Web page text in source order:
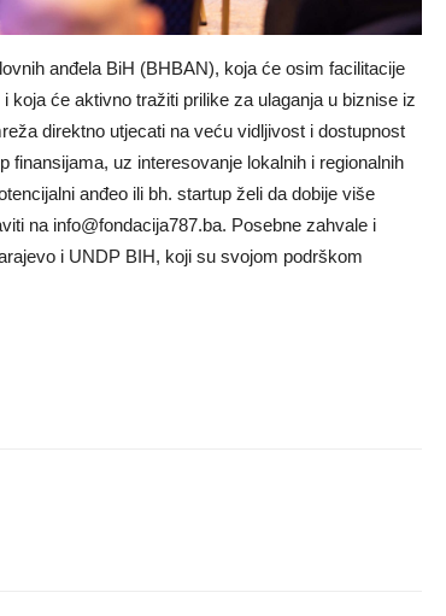
anđela BiH (BHBAN), koja će osim facilitacije
koja će aktivno tražiti prilike za ulaganja u biznise iz
direktno utjecati na veću vidljivost i dostupnost
finansijama, uz interesovanje lokalnih i regionalnih
anđeo ili bh. startup želi da dobije više
na info@fondacija787.ba. Posebne zahvale i
i UNDP BIH, koji su svojom podrškom